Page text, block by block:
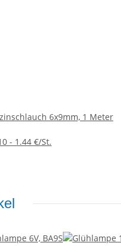
6x9mm, 1 Meter
- 1.44 €/St.